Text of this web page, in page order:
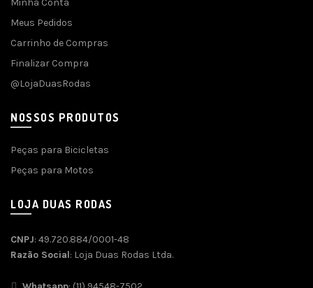
Minha Conta
Meus Pedidos
Carrinho de Compras
Finalizar Compra
@LojaDuasRodas
NOSSOS PRODUTOS
Peças para Bicicletas
Peças para Motos
LOJA DUAS RODAS
CNPJ: 49.720.884/0001-48
Razão Social: Loja Duas Rodas Ltda.